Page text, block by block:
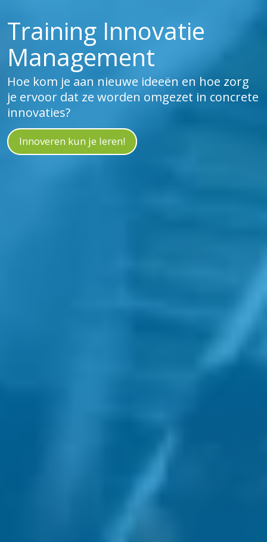
Training Innovatie
Management
Hoe kom je aan nieuwe ideeën en hoe zorg
je ervoor dat ze worden omgezet in concrete
innovaties?
Innoveren kun je leren!